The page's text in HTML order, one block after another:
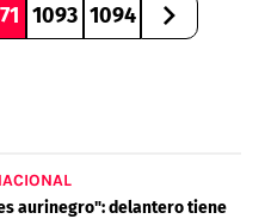
1093 1094
aurinegro": delantero tiene